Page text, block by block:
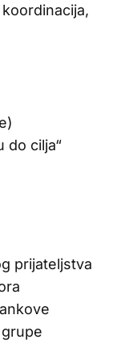
do cilja“
prijateljstva